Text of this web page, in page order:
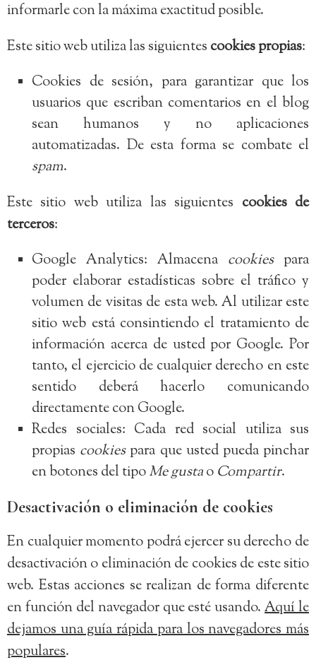
informarle con la máxima exactitud posible.
Este sitio web utiliza las siguientes cookies propias:
Cookies de sesión, para garantizar que los
usuarios que escriban comentarios en el blog
sean humanos y no aplicaciones
automatizadas. De esta forma se combate el
spam.
Este sitio web utiliza las siguientes cookies de
terceros:
Google Analytics: Almacena cookiespara
poder elaborar estadísticas sobre el tráfico y
volumen de visitas de esta web. Al utilizar este
sitio web está consintiendo el tratamiento de
información acerca de usted por Google. Por
tanto, el ejercicio de cualquier derecho en este
sentido deberá hacerlo comunicando
directamente con Google.
Redes sociales: Cada red social utiliza sus
propias cookiespara que usted pueda pinchar
en botones del tipoMe gustao Compartir.
Desactivación o eliminación de cookies
En cualquier momento podrá ejercer su derecho de
desactivación o eliminación de cookies de este sitio
web. Estas acciones se realizan de forma diferente
en función del navegador que esté usando.Aquí le
dejamos una guía rápida para los navegadores más
populares.